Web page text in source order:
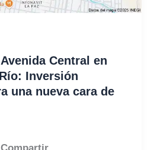
Central en
Inversión
una nueva cara de